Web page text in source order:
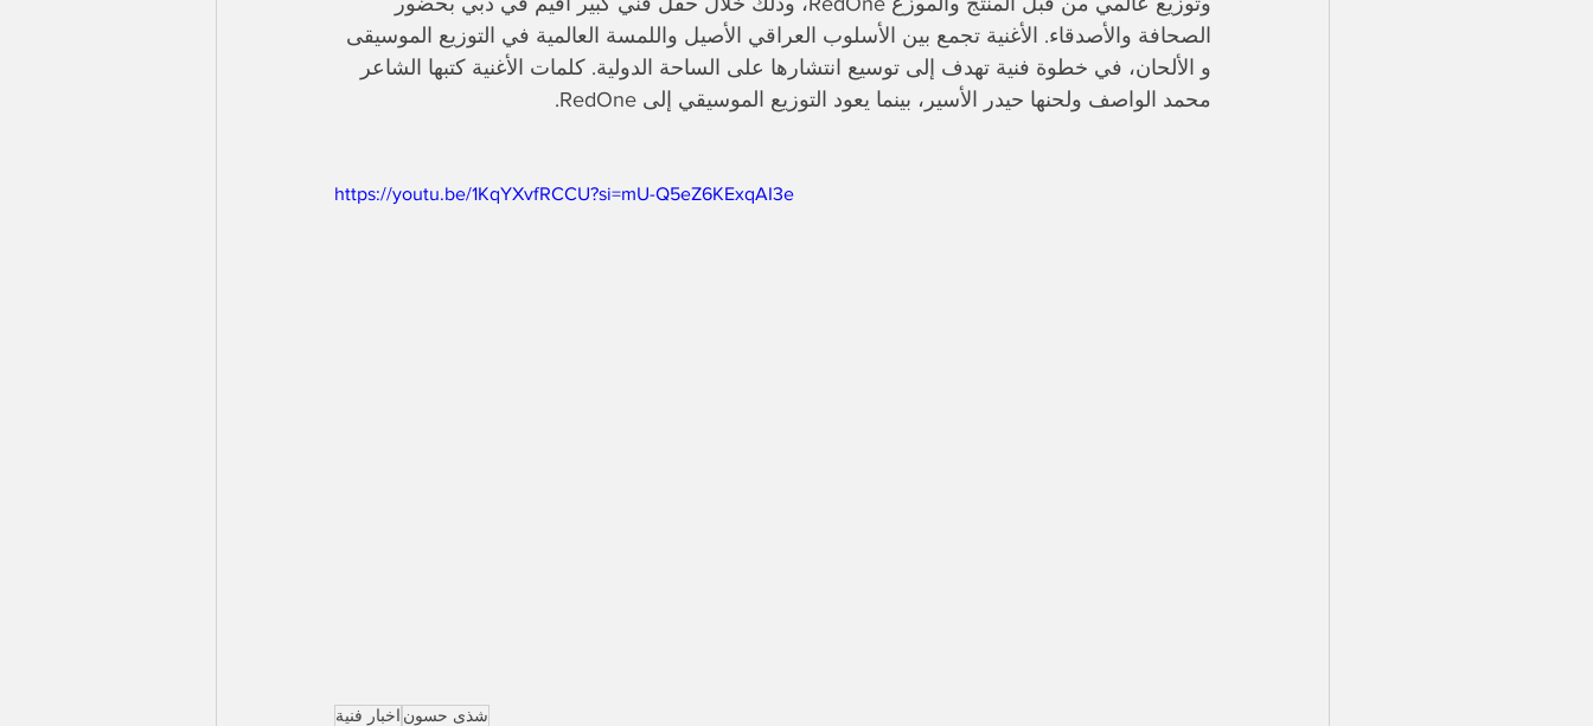
الصحافة والأصدقاء. الأغنية تجمع بين الأسلوب العراقي الأصيل واللمسة العالمية في التوزيع الموسيقى
و الألحان، في خطوة فنية تهدف إلى توسيع انتشارها على الساحة الدولية. كلمات الأغنية كتبها الشاعر
محمد الواصف ولحنها حيدر الأسير، بينما يعود التوزيع الموسيقي إلى RedOne.
https://youtu.be/1KqYXvfRCCU?si=mU-Q5eZ6KExqAI3e
اخبار فنية شذى حسون